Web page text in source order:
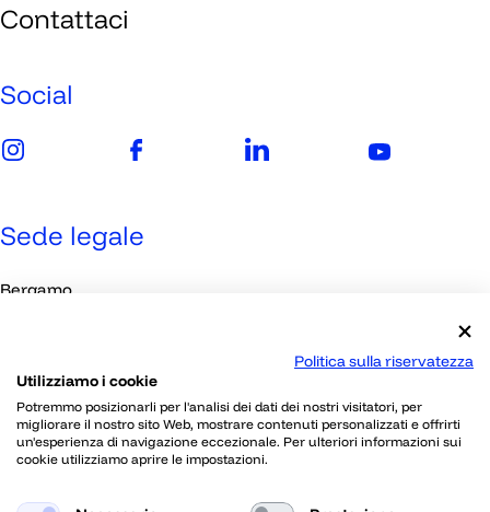
Imprese
Contattaci
Social
Sede legale
Bergamo
Contatti
030 2395802
Politica sulla riservatezza
Utilizziamo i cookie
Potremmo posizionarli per l'analisi dei dati dei nostri visitatori, per
migliorare il nostro sito Web, mostrare contenuti personalizzati e offrirti
un'esperienza di navigazione eccezionale. Per ulteriori informazioni sui
cookie utilizziamo aprire le impostazioni.